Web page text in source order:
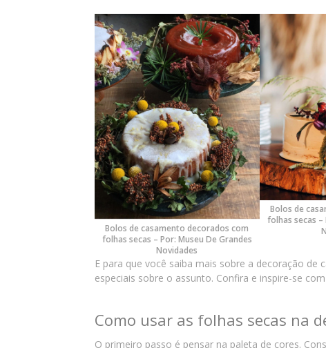
Bolos de casamento decorados com
folhas secas – Por: Museu De Grandes
Novidades
Bolos de
folhas secas –
E para que você saiba mais sobre a decoração
especiais sobre o assunto. Confira e inspire-se
Como usar as folhas secas na
O primeiro passo é pensar na paleta de cores.